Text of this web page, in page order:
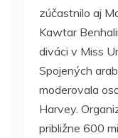
zúčastnilo aj
Kawtar
diváci v Miss
Spojených
moderovala
Harvey.
približne 600